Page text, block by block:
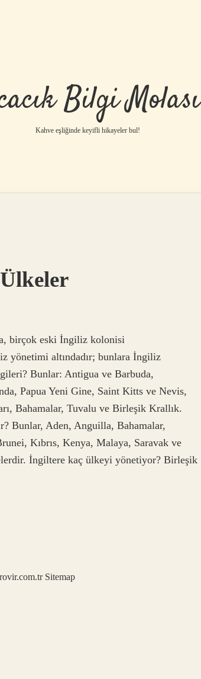
Bilgi Molası
Kahve eşliğinde keyifli hikayeler bul!
birçok eski İngiliz kolonisi
yönetimi altındadır; bunlara İngiliz
Bunlar: Antigua ve Barbuda,
Papua Yeni Gine, Saint Kitts ve Nevis,
Bahamalar, Tuvalu ve Birleşik Krallık.
Bunlar, Aden, Anguilla, Bahamalar,
Kıbrıs, Kenya, Malaya, Saravak ve
İngiltere kaç ülkeyi yönetiyor? Birleşik
Sitemap